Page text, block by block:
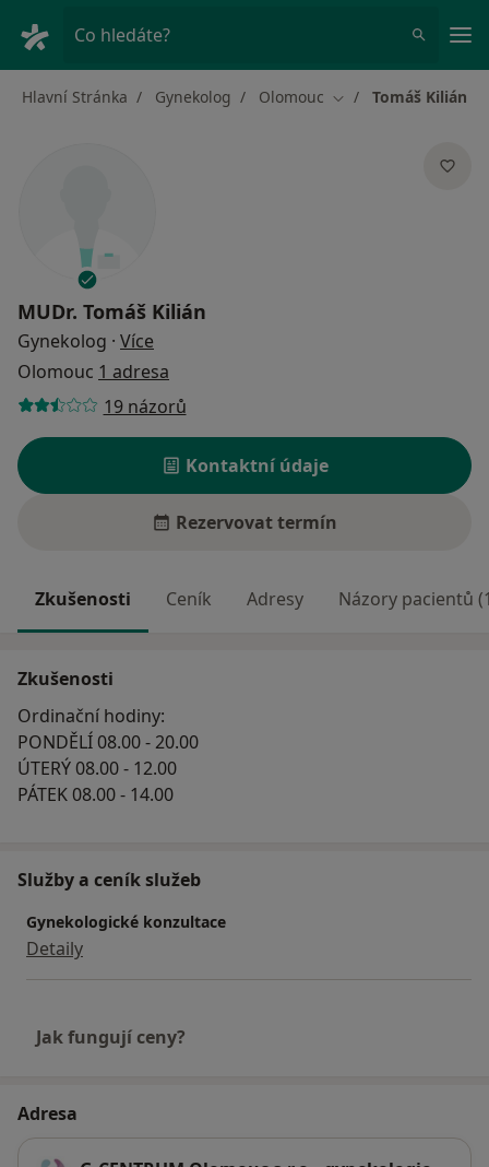
Co hledáte?
Hlavní Stránka Gynekolog Olomouc Změna města
Tomáš Kilián
MUDr. Tomáš Kilián
Gynekolog · Více
Olomouc 1 adresa
19 názorů
Kontaktní údaje
Rezervovat termín
Zkušenosti Ceník Adresy Názory pacientů
Zkušenosti
Ordinační hodiny:
PONDĚLÍ 08.00 - 20.00
ÚTERÝ 08.00 - 12.00
PÁTEK 08.00 - 14.00
Služby a ceník služeb
Gynekologické konzultace
Detaily
Jak fungují ceny?
Adresa